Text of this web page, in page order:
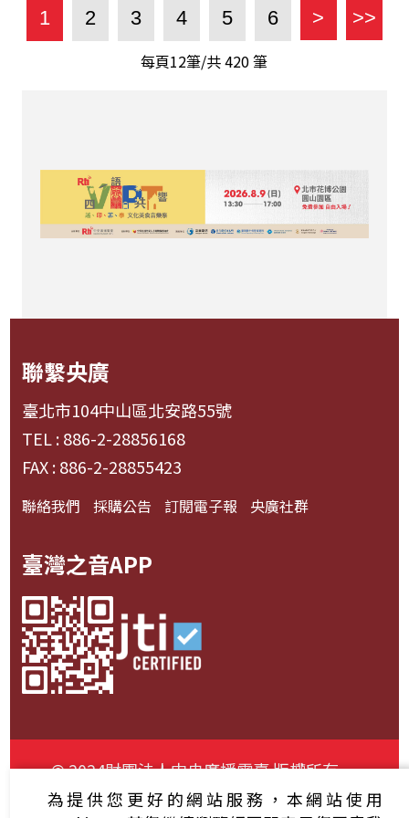
1 2 3 4 5 6 > >>
每頁12筆/共420筆
聯繫央廣
臺北市104中山區北安路55號
TEL : 886-2-28856168
FAX : 886-2-28855423
聯絡我們 採購公告 訂閱電子報 央廣社群
臺灣之音APP
© 2024財團法人中央廣播電臺 版權所有
資通安全政策聲明
服務條款 隱私權條款
為提供您更好的網站服務，本網站使用